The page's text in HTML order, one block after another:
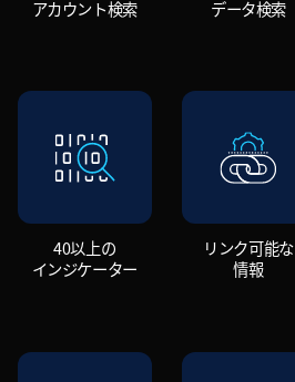
アカウント検索
データ検索
40以上の
インジケーター
リンク可能な
情報